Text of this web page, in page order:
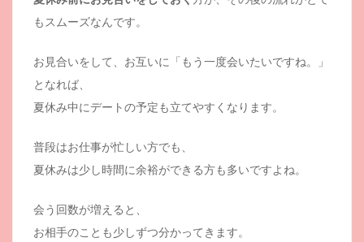
もスムーズなんです。
お見合いをして、お互いに「もう一度会いたいですね。」
となれば、
夏休み中にデートの予定も立てやすくなります。
普段はお仕事が忙しい方でも、
夏休みは少し時間に余裕ができる方も多いですよね。
会う回数が増えると、
お相手のことも少しずつ分かってきます。